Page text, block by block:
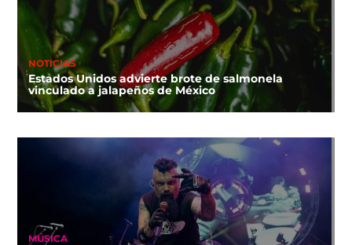
NOTICIAS
Estados Unidos advierte brote de salmonela
vinculado a jalapeños de México
MÚSICA